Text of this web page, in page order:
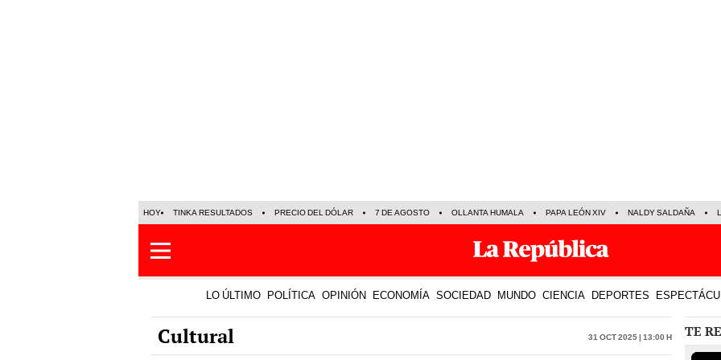
HOY TINKA RESULTADOS PRECIO DEL DÓLAR 7 DE AGOSTO OLLANTA HUMALA PAPA LEÓN XIV NALDY SALDAÑA
LO ÚLTIMO POLÍTICA OPINIÓN ECONOMÍA SOCIEDAD MUNDO CIENCIA DEPORTES
Cultural 31 Oct 2025 | 13:00 h TE